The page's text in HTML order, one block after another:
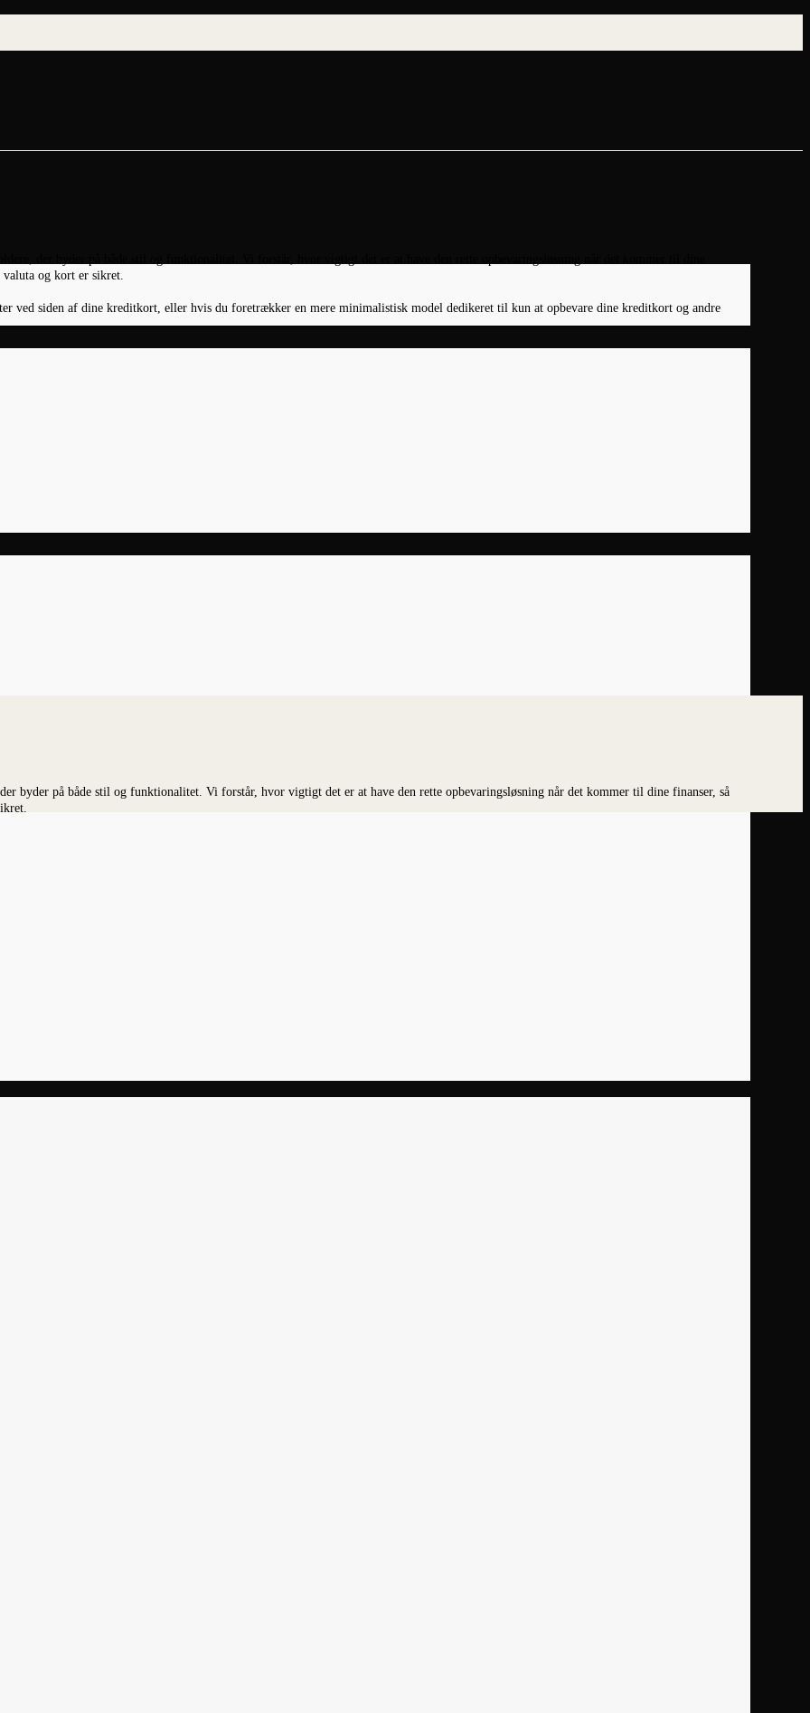
og kort er sikret.
ved siden af dine kreditkort, eller hvis du foretrækker en mere minimalistisk model dedikeret til kun at opbevare dine kreditkort og andre
byder på både stil og funktionalitet. Vi forstår, hvor vigtigt det er at have den rette opbevaringsløsning når det kommer til dine finanser, så